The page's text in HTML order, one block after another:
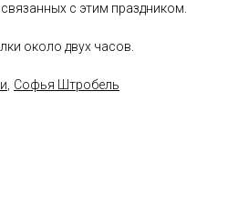
с этим праздником.
около двух часов.
, Софья Штробель